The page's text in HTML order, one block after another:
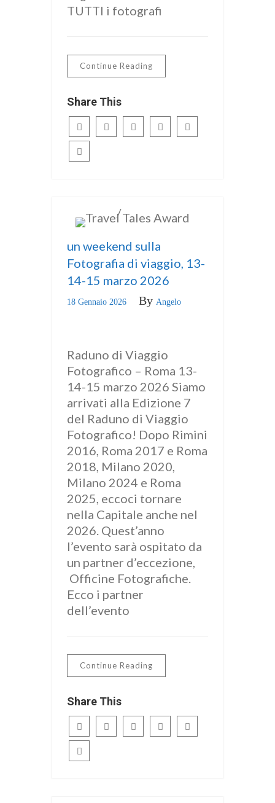
TUTTI i fotografi
Continue Reading
Share This
ITALIANO/news
un weekend sulla
Fotografia di viaggio, 13-
14-15 marzo 2026
18 Gennaio 2026 By Angelo
Raduno di Viaggio
Fotografico – Roma 13-
14-15 marzo 2026 Siamo
arrivati alla Edizione 7
del Raduno di Viaggio
Fotografico! Dopo Rimini
2016, Roma 2017 e Roma
2018, Milano 2020,
Milano 2024 e Roma
2025, eccoci tornare
nella Capitale anche nel
2026. Quest’anno
l’evento sarà ospitato da
un partner d’eccezione,
Officine Fotografiche.
Ecco i partner
dell’evento
Continue Reading
Share This